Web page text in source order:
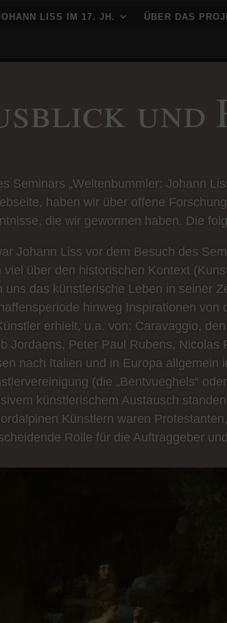
LISS IM 17. JH. ÜBER DAS
und
Seminars „Weltenbummler: Johann
haben wir über offene
die wir gewonnen haben. Die
Johann Liss vor dem Besuch des
über den historischen Kontext
uns das künstlerische Leben in seiner
hinweg Inspirationen
erhielt, u.a. von: Caravaggio,
Jordaens, Peter Paul Rubens,
nach Italien und in Europa
(die „Bentvueghels“
künstlerischem Austausch
Künstlern waren
Rolle für die Auftraggeber